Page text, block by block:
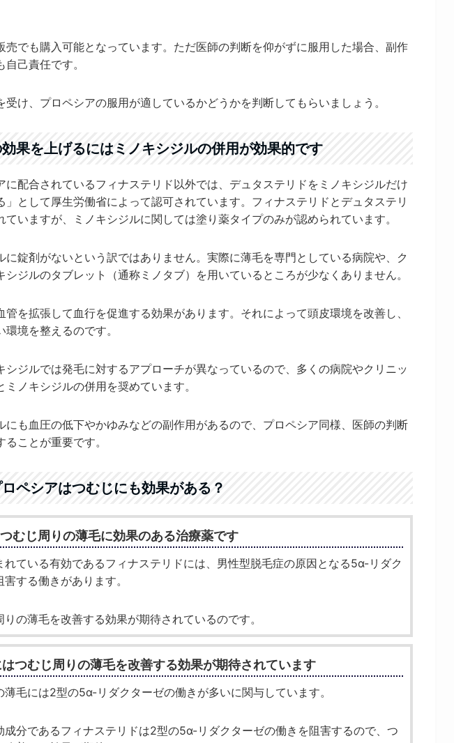
売でも購入可能となっています。ただ医師の判断を仰がずに服用した場合、副作
己責任です。
受け、プロペシアの服用が適しているかどうかを判断してもらいましょう。
果を上げるにはミノキシジルの併用が効果的です
に配合されているフィナステリド以外では、デュタステリドをミノキシジルだけ
」として厚生労働省によって認可されています。フィナステリドとデュタステリ
ていますが、ミノキシジルに関しては塗り薬タイプのみが認められています。
に錠剤がないという訳ではありません。実際に薄毛を専門としている病院や、ク
シジルのタブレット（通称ミノタブ）を用いているところが少なくありません。
管を拡張して血行を促進する効果があります。それによって頭皮環境を改善し、
境を整えるのです。
シジルでは発毛に対するアプローチが異なっているので、多くの病院やクリニッ
ミノキシジルの併用を奨めています。
にも血圧の低下やかゆみなどの副作用があるので、プロペシア同様、医師の判断
ことが重要です。
ロペシアはつむじにも効果がある？
むじ周りの薄毛に効果のある治療薬です
れている有効であるフィナステリドには、男性型脱毛症の原因となる5α-リダク
する働きがあります。
の薄毛を改善する効果が期待されているのです。
つむじ周りの薄毛を改善する効果が期待されています
毛には2型の5α-リダクターゼの働きが多いに関与しています。
成分であるフィナステリドは2型の5α-リダクターゼの働きを阻害するので、つ